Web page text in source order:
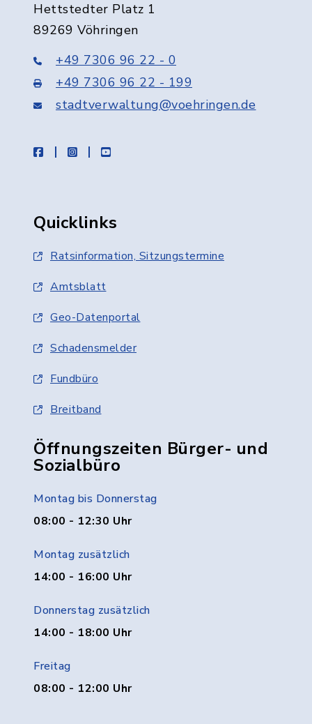
Hettstedter Platz 1
89269 Vöhringen
+49 7306 96 22 - 0
+49 7306 96 22 - 199
stadtverwaltung@voehringen.de
facebookinstagramyoutube
Quicklinks
Ratsinformation, Sitzungstermine
Amtsblatt
Geo-Datenportal
Schadensmelder
Fundbüro
Breitband
Öffnungszeiten Bürger- und
Sozialbüro
Montag bis Donnerstag
08:00 - 12:30 Uhr
Montag zusätzlich
14:00 - 16:00 Uhr
Donnerstag zusätzlich
14:00 - 18:00 Uhr
Freitag
08:00 - 12:00 Uhr